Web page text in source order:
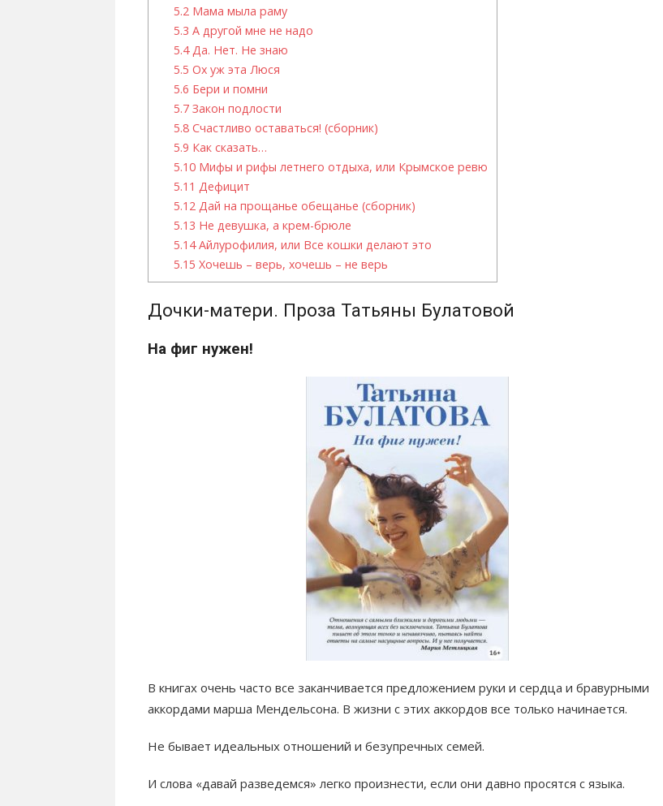
5.2 Мама мыла раму
5.3 А другой мне не надо
5.4Да. Нет. Не знаю
5.5 Ох уж эта Люся
5.6 Бери и помни
5.7 Закон подлости
5.8 Счастливо оставаться! (сборник)
5.9 Как сказать…
5.10 Мифы и рифы летнего отдыха, или Крымское ревю
5.11 Дефицит
5.12 Дай на прощанье обещанье (сборник)
5.13 Не девушка, а крем-брюле
5.14Айлурофилия, или Все кошки делают это
5.15 Хочешь – верь, хочешь – не верь
Дочки-матери. Проза Татьяны Булатовой
На фиг нужен!
В книгах очень часто все заканчивается предложением руки и сердца и бравурными
аккордами марша Мендельсона. В жизни с этих аккордов все только начинается.
Не бывает идеальных отношений и безупречных семей.
И слова «давай разведемся» легко произнести, если они давно просятся с языка.